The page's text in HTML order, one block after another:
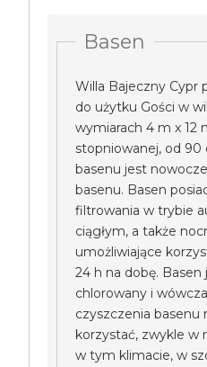
Basen
Willa Bajeczny Cypr
do użytku Gości w
wymiarach 4 m x 12
stopniowanej, od 90
basenu jest
basenu. Basen
filtrowania w trybie
ciągłym, a także
umożliwiające
24 h na dobę.
chlorowany i
czyszczenia basenu
korzystać, zwykle w
w tym klimacie, w